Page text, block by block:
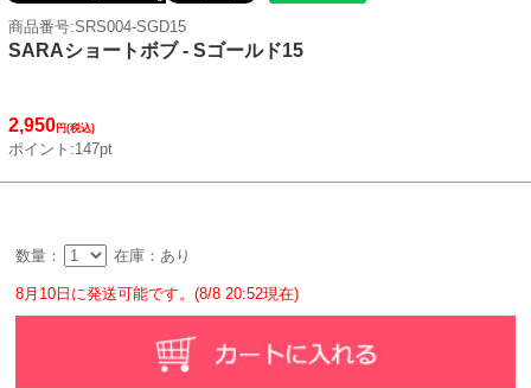
商品番号:SRS004-SGD15
SARAショートボブ - Sゴールド15
2,950円(税込)
ポイント:147pt
数量： 在庫：あり
8月10日に発送可能です。(8/8 20:52現在)